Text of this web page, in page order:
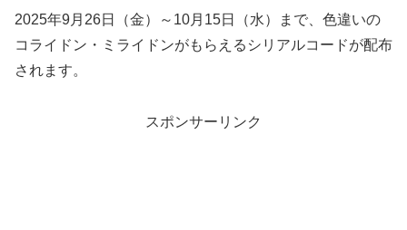
2025年9月26日（金）～10月15日（水）まで、色違いの
コライドン・ミライドンがもらえるシリアルコードが配布
されます。
スポンサーリンク